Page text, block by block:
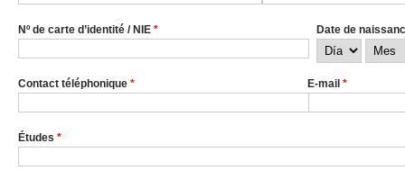
E-mail *
Date de
Día
Mes
Nº de carte d’identité / NIE *
Contact téléphonique *
Études *